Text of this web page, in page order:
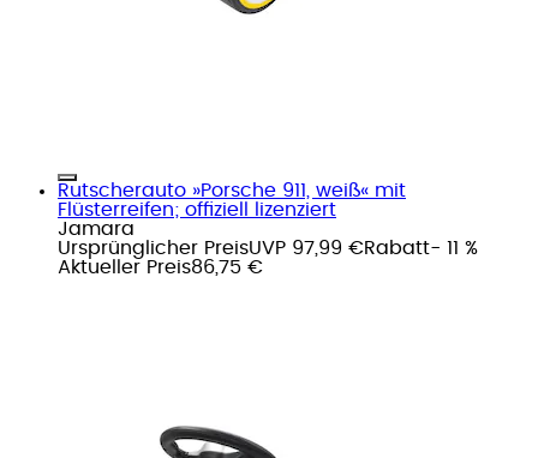
Rutscherauto »Porsche 911, weiß« mit
Flüsterreifen; offiziell lizenziert
Jamara
Ursprünglicher PreisUVP 97,99 €Rabatt- 11 %
Aktueller Preis86,75 €